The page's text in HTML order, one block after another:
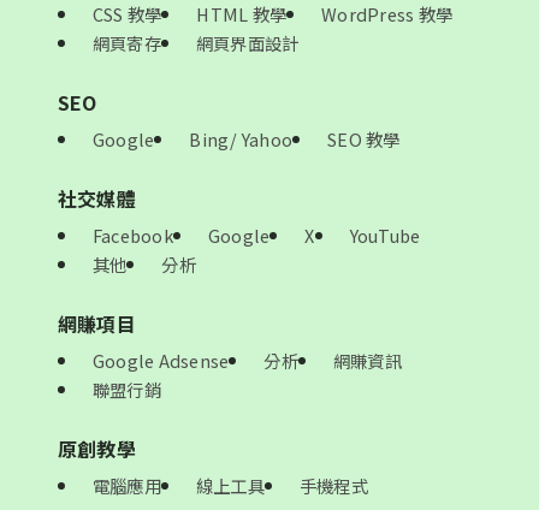
CSS 教學 HTML 教學
WordPress 教學
網頁寄存
網頁界面設計
SEO
Google Bing/ Yahoo SEO 教學
社交媒體
Facebook Google X
YouTube
其他
分析
網賺項目
Google Adsense 分析
網賺資訊
聯盟行銷
原創教學
電腦應用 線上工具 手機程式